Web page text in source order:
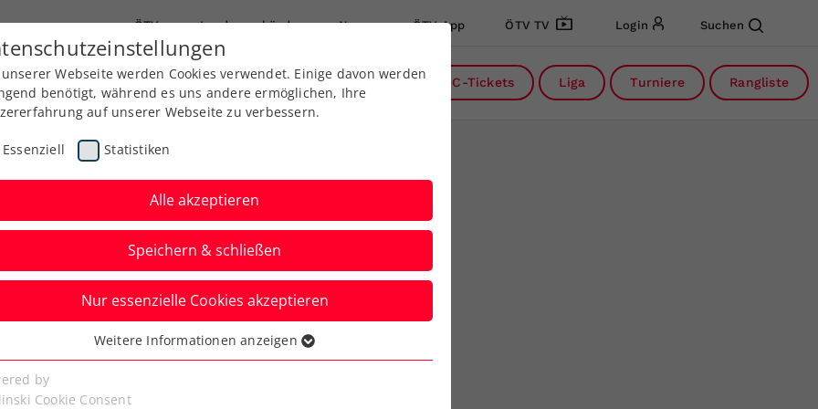
ÖTV Landesverbände News ÖTV App ÖTV TV Login Suchen
Ausbildung Services Über uns Kreise DC-Tickets Liga Turniere Rangliste
– Finnland live
und ÖTV TV
Webseite werden Cookies verwendet. Einige davon werden
benötigt, während es uns andere ermöglichen, Ihre
auf unserer Webseite zu verbessern.
Essenziell Statistiken
Alle akzeptieren
Speichern & schließen
Nur essenzielle Cookies akzeptieren
Cookies werden für grundlegende Funktionen der
benötigt. Dadurch ist gewährleistet, dass die Webseite
Weitere Informationen anzeigen
by
Cookie Consent